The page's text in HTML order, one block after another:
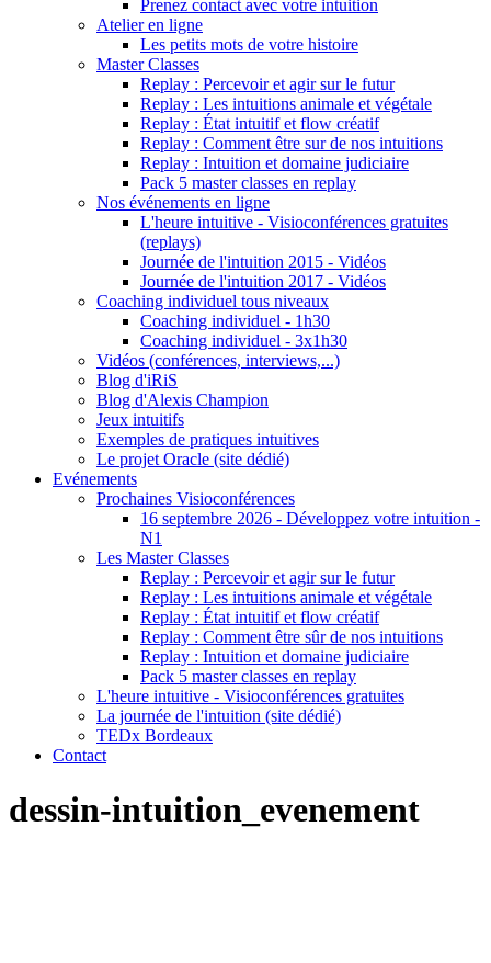
Prenez contact avec votre intuition
Atelier en ligne
Les petits mots de votre histoire
Master Classes
Replay : Percevoir et agir sur le futur
Replay : Les intuitions animale et végétale
Replay : État intuitif et flow créatif
Replay : Comment être sur de nos intuitions
Replay : Intuition et domaine judiciaire
Pack 5 master classes en replay
Nos événements en ligne
L'heure intuitive - Visioconférences gratuites
(replays)
Journée de l'intuition 2015 - Vidéos
Journée de l'intuition 2017 - Vidéos
Coaching individuel tous niveaux
Coaching individuel - 1h30
Coaching individuel - 3x1h30
Vidéos (conférences, interviews,...)
Blog d'iRiS
Blog d'Alexis Champion
Jeux intuitifs
Exemples de pratiques intuitives
Le projet Oracle (site dédié)
Evénements
Prochaines Visioconférences
16 septembre 2026 - Développez votre intuition -
N1
Les Master Classes
Replay : Percevoir et agir sur le futur
Replay : Les intuitions animale et végétale
Replay : État intuitif et flow créatif
Replay : Comment être sûr de nos intuitions
Replay : Intuition et domaine judiciaire
Pack 5 master classes en replay
L'heure intuitive - Visioconférences gratuites
La journée de l'intuition (site dédié)
TEDx Bordeaux
Contact
dessin-intuition_evenement